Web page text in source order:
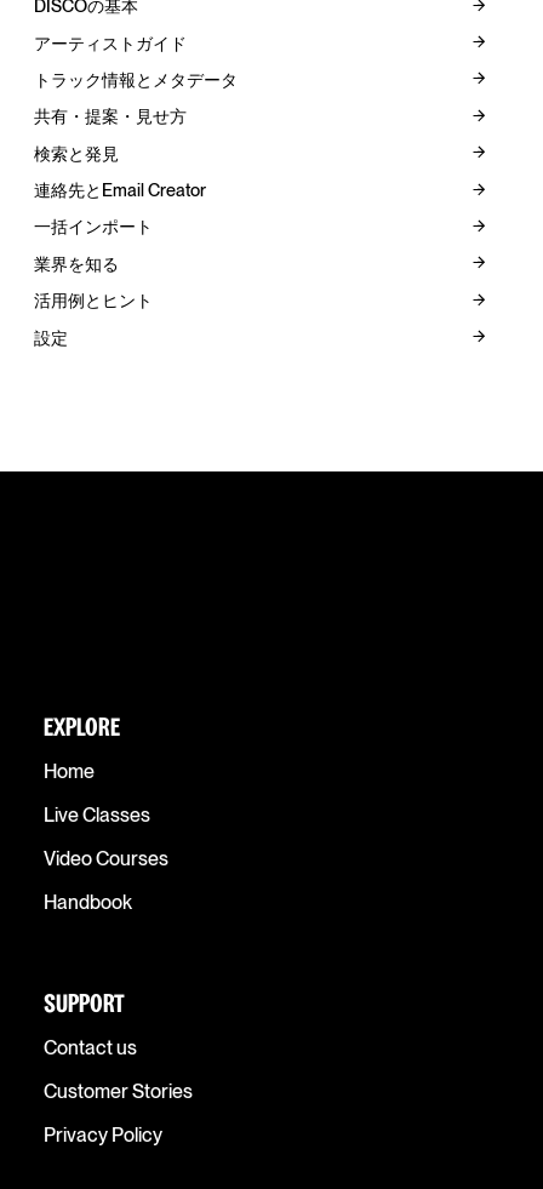
DISCOの基本
アーティストガイド
トラック情報とメタデータ
共有・提案・見せ方
検索と発見
連絡先とEmail Creator
一括インポート
業界を知る
活用例とヒント
設定
EXPLORE
Home
Live Classes
Video Courses
Handbook
SUPPORT
Contact us
Customer Stories
Privacy Policy